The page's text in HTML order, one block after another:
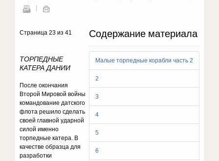
Содержание материала
Малые торпедные корабли часть 2
2
3
4
5
6
Страница 23 из 41
ТОРПЕДНЫЕ
КАТЕРА ДАНИИ
После окончания
Второй Мировой войны
командование датского
флота решило сделать
своей главной ударной
силой именно
торпедные катера. В
качестве образца для
разработки